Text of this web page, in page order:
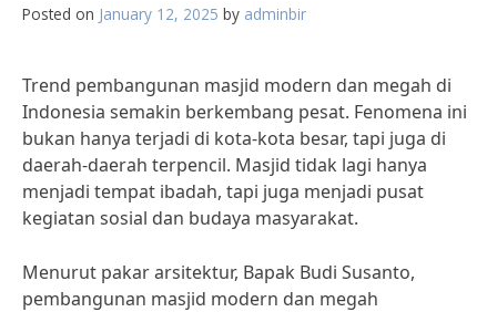
Posted on January 12, 2025 by adminbir
Trend pembangunan masjid modern dan megah di
Indonesia semakin berkembang pesat. Fenomena ini
bukan hanya terjadi di kota-kota besar, tapi juga di
daerah-daerah terpencil. Masjid tidak lagi hanya
menjadi tempat ibadah, tapi juga menjadi pusat
kegiatan sosial dan budaya masyarakat.
Menurut pakar arsitektur, Bapak Budi Susanto,
pembangunan masjid modern dan megah